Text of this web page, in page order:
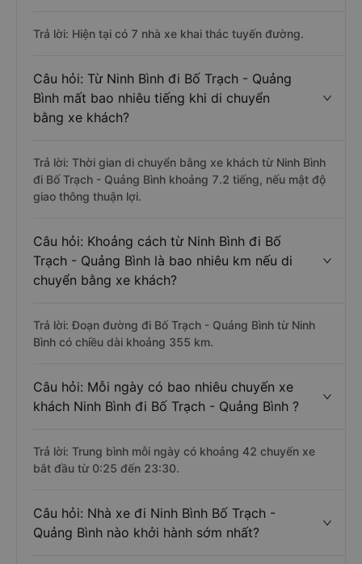
Trả lời: Hiện tại có 7 nhà xe khai thác tuyến đường.
Câu hỏi: Từ Ninh Bình đi Bố Trạch - Quảng
Bình mất bao nhiêu tiếng khi di chuyển
bằng xe khách?
Trả lời: Thời gian di chuyển bằng xe khách từ Ninh Bình
đi Bố Trạch - Quảng Bình khoảng 7.2 tiếng, nếu mật độ
giao thông thuận lợi.
Câu hỏi: Khoảng cách từ Ninh Bình đi Bố
Trạch - Quảng Bình là bao nhiêu km nếu di
chuyển bằng xe khách?
Trả lời: Đoạn đường đi Bố Trạch - Quảng Bình từ Ninh
Bình có chiều dài khoảng 355 km.
Câu hỏi: Mỗi ngày có bao nhiêu chuyến xe
khách Ninh Bình đi Bố Trạch - Quảng Bình ?
Trả lời: Trung bình mỗi ngày có khoảng 42 chuyến xe
bắt đầu từ 0:25 đến 23:30.
Câu hỏi: Nhà xe đi Ninh Bình Bố Trạch -
Quảng Bình nào khởi hành sớm nhất?